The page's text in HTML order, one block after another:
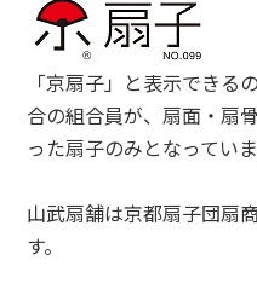
「京扇子」と表示できる
合の組合員が、扇面・扇
った扇子のみとなっていま
山武扇舗は京都扇子団扇
す。